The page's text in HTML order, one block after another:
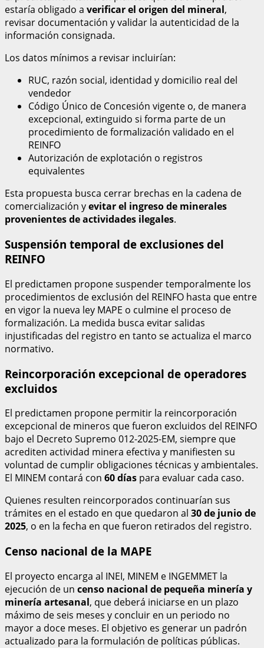
estaría obligado a verificar el origen del mineral,
revisar documentación y validar la autenticidad de la
información consignada.
Los datos mínimos a revisar incluirían:
RUC, razón social, identidad y domicilio real del
vendedor
Código Único de Concesión vigente o, de manera
excepcional, extinguido si forma parte de un
procedimiento de formalización validado en el
REINFO
Autorización de explotación o registros
equivalentes
Esta propuesta busca cerrar brechas en la cadena de
comercialización yevitar el ingreso de minerales
provenientes de actividades ilegales.
Suspensión temporal de exclusiones del
REINFO
El predictamen propone suspender temporalmente los
procedimientos de exclusión del REINFO hasta que entre
en vigor la nueva ley MAPE o culmine el proceso de
formalización. La medida busca evitar salidas
injustificadas del registro en tanto se actualiza el marco
normativo.
Reincorporación excepcional de operadores
excluidos
El predictamen propone permitir la reincorporación
excepcional de mineros que fueron excluidos del REINFO
bajo el Decreto Supremo 012-2025-EM, siempre que
acrediten actividad minera efectiva y manifiesten su
voluntad de cumplir obligaciones técnicas y ambientales.
El MINEM contará con 60 días para evaluar cada caso.
Quienes resulten reincorporados continuarían sus
trámites en el estado en que quedaron al 30 de junio de
2025, o en la fecha en que fueron retirados del registro.
Censo nacional de la MAPE
El proyecto encarga al INEI, MINEM e INGEMMET la
ejecución de un censo nacional de pequeña minería y
minería artesanal, que deberá iniciarse en un plazo
máximo de seis meses y concluir en un periodo no
mayor a doce meses. El objetivo es generar un padrón
actualizado para la formulación de políticas públicas.